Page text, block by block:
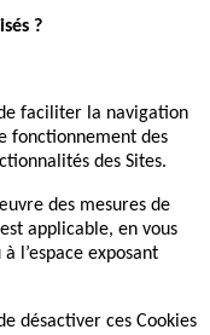
?
faciliter la navigation
fonctionnement des
des Sites.
des mesures de
applicable, en vous
l’espace exposant
désactiver ces Cookies